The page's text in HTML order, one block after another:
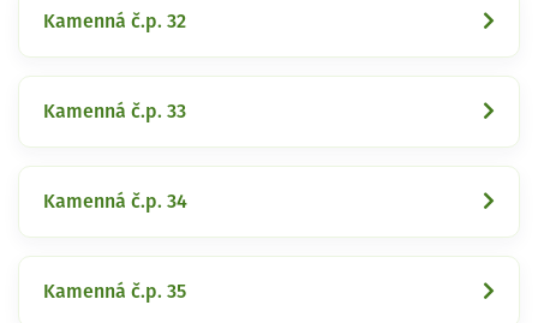
Kamenná č.p. 32
Kamenná č.p. 33
Kamenná č.p. 34
Kamenná č.p. 35